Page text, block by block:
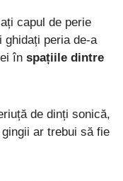
capul de perie
ghidați peria de-a
în spațiile dintre
de dinți sonică,
ar trebui să fie